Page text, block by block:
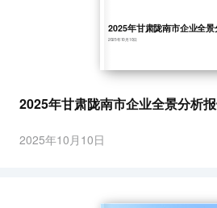
2025年甘肃陇南市企业全景
2025年10月10日
2025年甘肃陇南市企业全景分析
2025年10月10日